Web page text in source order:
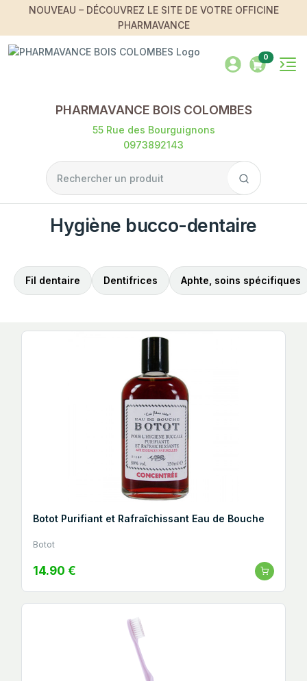
NOUVEAU – DÉCOUVREZ LE SITE DE VOTRE OFFICINE
PHARMAVANCE
0
PHARMAVANCE BOIS COLOMBES
55 Rue des Bourguignons
0973892143
Hygiène bucco-dentaire
Fil dentaire Dentifrices Aphte, soins spécifiques
Botot Purifiant et Rafraîchissant Eau de Bouche
Botot
14.90 €